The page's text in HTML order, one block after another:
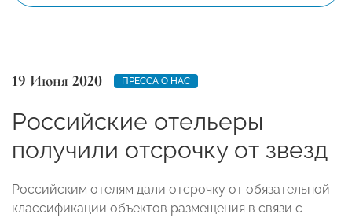
19 Июня 2020 ПРЕССА О НАС
Российские отельеры
получили отсрочку от звезд
Российским отелям дали отсрочку от обязательной
классификации объектов размещения в связи с